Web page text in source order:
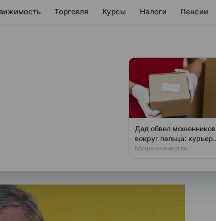
Торговля Курсы Налоги Пенсии
долги «Лиры»
Дед обвел мошенников
вокруг пальца: курьер
осталась без денег
Мошенничество